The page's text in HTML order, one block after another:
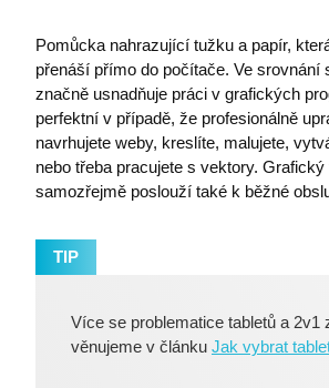
Pomůcka nahrazující tužku a papír,
přenáší přímo do počítače. Ve srovnání
značně usnadňuje práci v grafických
perfektní v případě, že profesionálně
navrhujete weby, kreslíte, malujete,
nebo třeba pracujete s vektory. Grafický
samozřejmě poslouží také k běžné
TIP
Více se problematice tabletů a 2v1
věnujeme v článku Jak vybrat
udid